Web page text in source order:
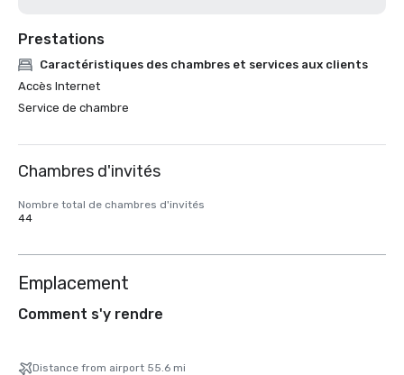
Prestations
Caractéristiques des chambres et services aux clients
Accès Internet
Service de chambre
Chambres d'invités
Nombre total de chambres d'invités
44
Emplacement
Comment s'y rendre
Distance from airport 55.6 mi